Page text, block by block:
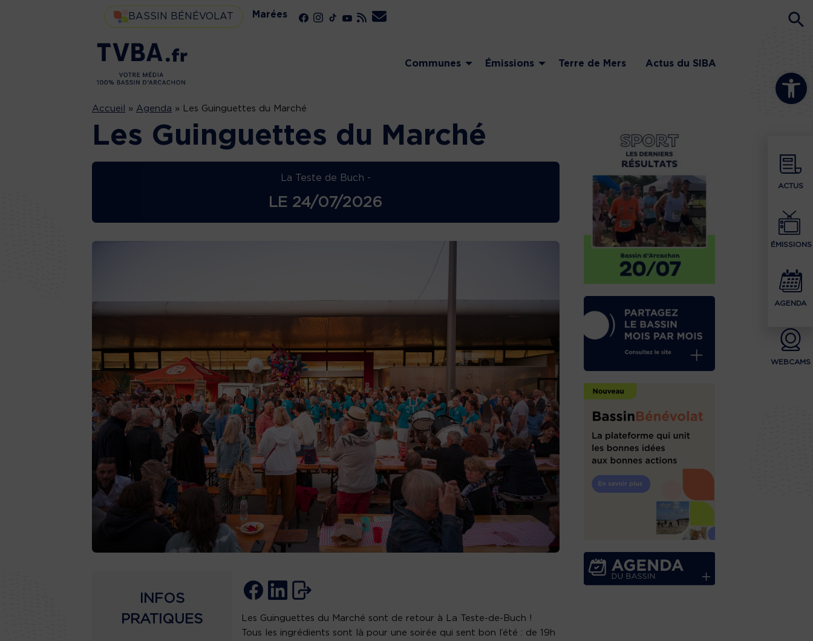
Ouvrir la
ACTUS
ÉMISSIONS
AGENDA
WEBCAMS
BASSIN BÉNÉVOLAT Marées
Communes Émissions Terre de Mers Actus du SIBA
Accueil » Agenda » Les Guinguettes du Marché
Les Guinguettes du Marché
La Teste de Buch -
LE 24/07/2026
INFOS
PRATIQUES
Les Guinguettes du Marché sont de retour à La Teste-de-Buch !
Tous les ingrédients sont là pour une soirée qui sent bon l’été : de 19h